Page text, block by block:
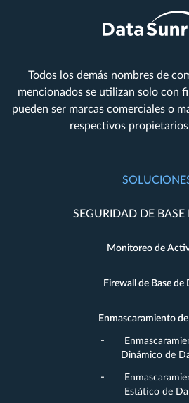
Todos los demás nombres de
mencionados se utilizan solo con
pueden ser marcas comerciales o
respectivos
SEGURIDAD DE BASE
Monitoreo de
Firewall de Base de
Enmascaramiento
Dinámico de
Estático de